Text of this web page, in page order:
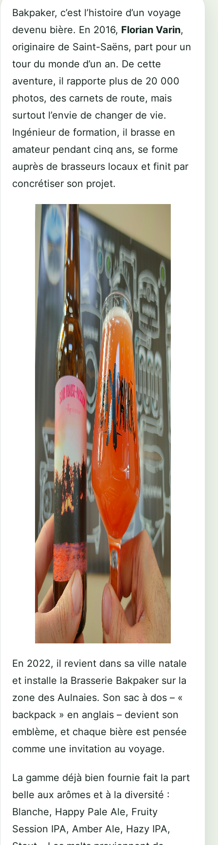
Bakpaker, c’est l’histoire d’un voyage
devenu bière. En 2016, Florian Varin,
originaire de Saint-Saëns, part pour un
tour du monde d’un an. De cette
aventure, il rapporte plus de 20 000
photos, des carnets de route, mais
surtout l’envie de changer de vie.
Ingénieur de formation, il brasse en
amateur pendant cinq ans, se forme
auprès de brasseurs locaux et finit par
concrétiser son projet.
En 2022, il revient dans sa ville natale
et installe la Brasserie Bakpaker sur la
zone des Aulnaies. Son sac à dos – «
backpack » en anglais – devient son
emblème, et chaque bière est pensée
comme une invitation au voyage.
La gamme déjà bien fournie fait la part
belle aux arômes et à la diversité :
Blanche, Happy Pale Ale, Fruity
Session IPA, Amber Ale, Hazy IPA,